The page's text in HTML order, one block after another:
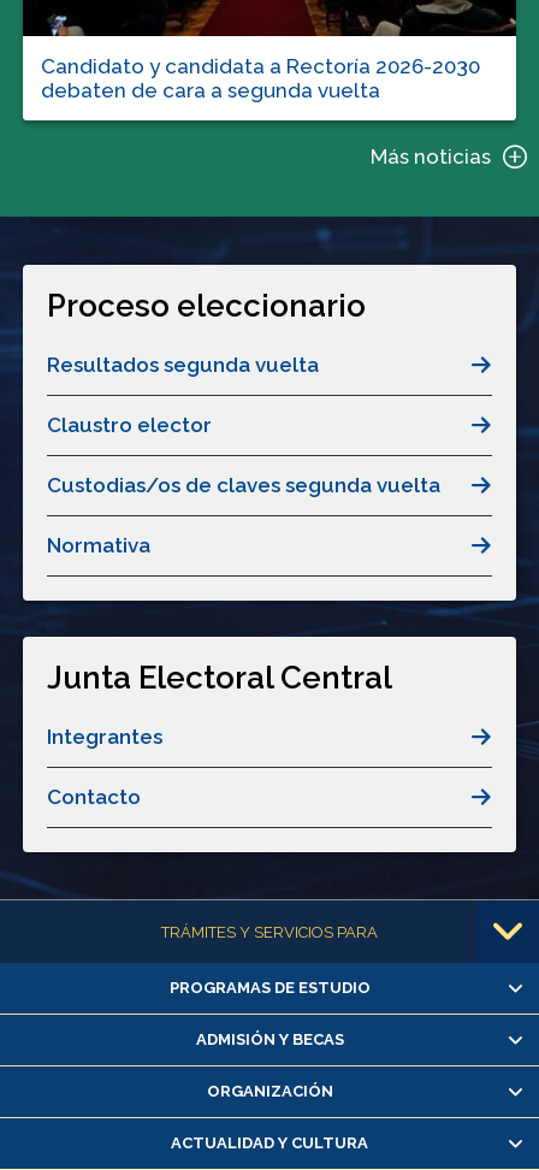
Candidato y candidata a Rectoría 2026-2030
debaten de cara a segunda vuelta
Más noticias
Proceso eleccionario
Resultados segunda vuelta
Claustro elector
Custodias/os de claves segunda vuelta
Normativa
Junta Electoral Central
Integrantes
Contacto
Más informaciónTRÁMITES Y SERVICIOS PARA
Alumnas/os y exalumnas/os
Matrícula en línea
Inscripción y cambio de asignaturas
Consulta y certificado de notas
Servicio médico y dental
PROGRAMAS DE ESTUDIO
ADMISIÓN Y BECAS
ORGANIZACIÓN
ACTUALIDAD Y CULTURA